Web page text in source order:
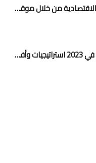
كيف تتخطى الأزمة الاقتصادية من خلال موقعك الإلكتروني أو متجرك الإلكتروني
التسويق الإلكتروني في 2023 استراتيجيات وأفكار جديدة للتسويق